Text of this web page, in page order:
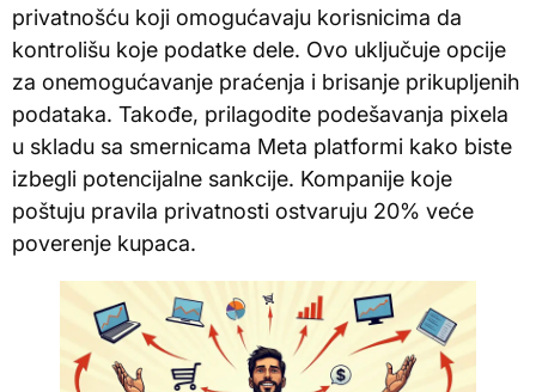
privatnošću koji omogućavaju korisnicima da
kontrolišu koje podatke dele. Ovo uključuje opcije
za onemogućavanje praćenja i brisanje prikupljenih
podataka. Takođe, prilagodite podešavanja pixela
u skladu sa smernicama Meta platformi kako biste
izbegli potencijalne sankcije. Kompanije koje
poštuju pravila privatnosti ostvaruju 20% veće
poverenje kupaca.